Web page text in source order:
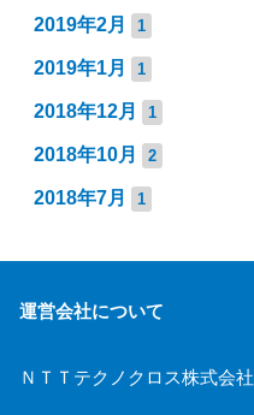
2019年2月 1
2019年1月 1
2018年12月 1
2018年10月 2
2018年7月 1
運営会社について
ＮＴＴテクノクロス株式会社